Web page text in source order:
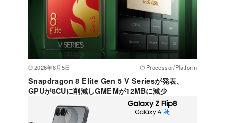
2026年8月5日 Processor/Platform
Snapdragon 8 Elite Gen 5 V Seriesが発表、
GPUが8CUに削減しGMEMが12MBに減少